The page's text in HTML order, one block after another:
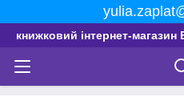
книжковий інтернет-магазин